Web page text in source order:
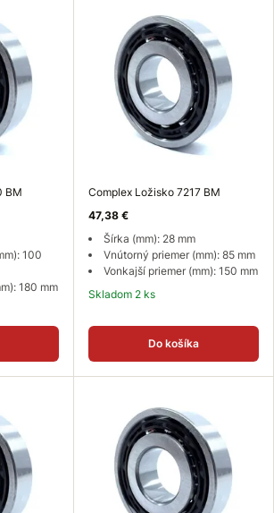
BM
100
180 mm
Complex Ložisko 7217 BM
47,38 €
Šírka (mm): 28 mm
Vnútorný priemer (mm): 85 mm
Vonkajší priemer (mm): 150 mm
Skladom 2 ks
Do košíka